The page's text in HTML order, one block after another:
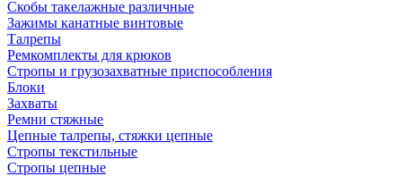
Скобы такелажные различные
Зажимы канатные винтовые
Талрепы
Ремкомплекты для крюков
Стропы и грузозахватные приспособления
Блоки
Захваты
Ремни стяжные
Цепные талрепы, стяжки цепные
Стропы текстильные
Стропы цепные